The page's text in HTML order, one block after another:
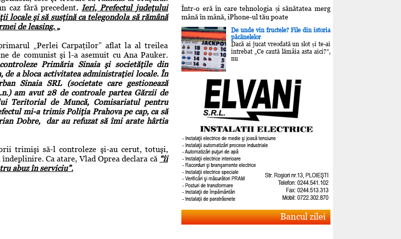
caz fără precedent. Ieri, Prefectul judeţului
locale şi să susţină ca telegondola să rămână
de leasing. „
„Perlei Carpaţilor” aflat la al treilea
de comunist şi l-a asemuit cu Ana Pauker.
Primăria Sinaia şi societăţile din
de a bloca activitatea administraţiei locale. În
Sinaia SRL (societate care gestionează
am avut 28 de controale partea Gărzii de
Teritorial de Muncă, Comisariatul pentru
mi-a trimis Poliţia Prahova pe cap, ca să
Dobre, dar au refuzat să îmi arate hârtia
trimişi să-l controleze şi-au cerut, totuşi,
Ca atare, Vlad Oprea declara că “îi
abuz în serviciu”.
Într-o eră în care tehnologia și sănătatea merg
mână în mână, iPhone-ul tău poate
De unde vin fructele? File din istoria
păcănelelor
Dacă ai jucat vreodată un slot și te-ai
întrebat „Ce caută lămâia asta aici?”,
nu
Bancul zilei